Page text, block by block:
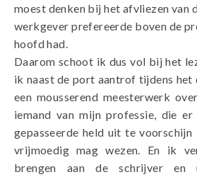
moest denken bij het afvliezen van
werkgever prefereerde boven de
hoofd had.
Daarom schoot ik dus vol bij het
ik naast de port aantrof tijdens het
een mousserend meesterwerk
iemand van mijn professie, die
gepasseerde held uit te
vrijmoedig mag wezen. En ik
brengen aan de schrijver en